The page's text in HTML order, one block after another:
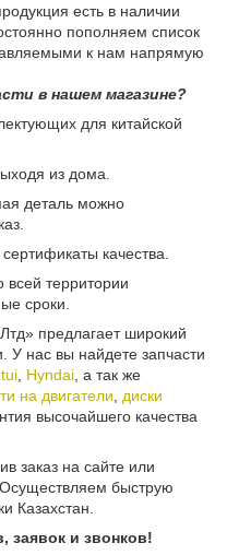
есть в наличии
пополняем список
к нам напрямую
в нашем магазине?
для китайской
из дома.
деталь можно
качества.
всей территории
сроки.
предлагает широкий
У нас вы найдете запчасти
Hyndai , а так же
на двигатели
диски
высочайшего качества
заказ на сайте или
быструю
Казахстан.
заявок и звонков!